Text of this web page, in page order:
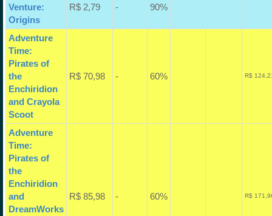
Venture:
Origins
R$ 2,79 - 90%
Adventure
Time:
Pirates of
the
Enchiridion
and Crayola
Scoot
R$ 70,98 - 60% R$
Adventure
Time:
Pirates of
the
Enchiridion
and
DreamWorks
R$ 85,98 - 60% R$